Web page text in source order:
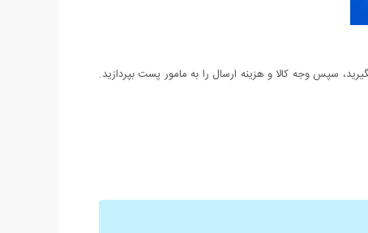
سپس وجه کالا و هزینه ارسال را به مامور پست بپردازید.